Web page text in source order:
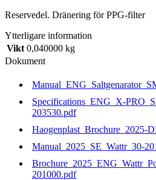
Reservedel. Dränering för PPG-filter
Ytterligare information
Vikt 0,040000 kg
Dokument
Specifications_ENG_X-
203530.pdf
Manual_2025_SE_Wattr_30-
201000.pdf